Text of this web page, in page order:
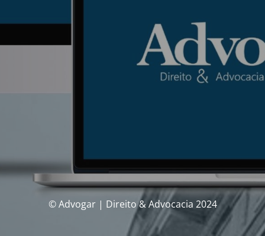
© Advogar | Direito & Advocacia 2024